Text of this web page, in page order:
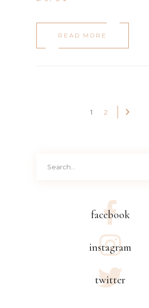
READ MORE
1 2
facebook
instagram
twitter